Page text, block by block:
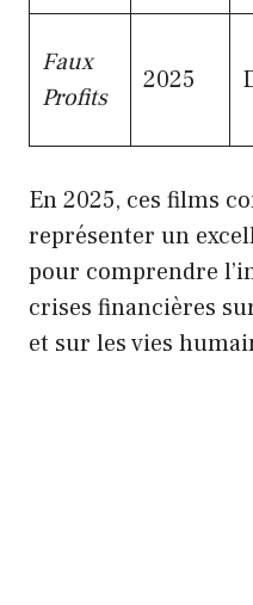
Faux
Profits
2025
En 2025, ces films
représenter un
pour comprendre
crises financières
et sur les vies